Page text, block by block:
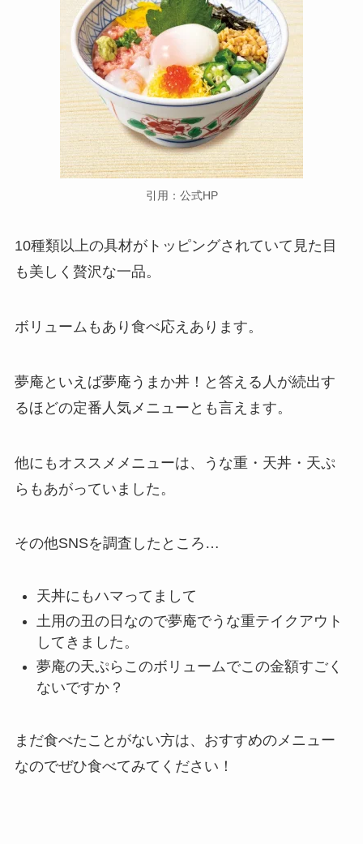
引用：公式HP
10種類以上の具材がトッピングされていて見た目
も美しく贅沢な一品。
ボリュームもあり食べ応えあります。
夢庵といえば夢庵うまか丼！と答える人が続出す
るほどの定番人気メニューとも言えます。
他にもオススメメニューは、うな重・天丼・天ぷ
らもあがっていました。
その他SNSを調査したところ…
天丼にもハマってまして
土用の丑の日なので夢庵でうな重テイクアウト
してきました。
夢庵の天ぷらこのボリュームでこの金額すごく
ないですか？
まだ食べたことがない方は、おすすめのメニュー
なのでぜひ食べてみてください！